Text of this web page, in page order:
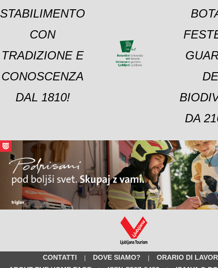
STABILIMENTO
CON
TRADIZIONE E
CONOSCENZA
DAL 1810!
DA
CONTATTI | DOVE SIAMO? |
ORARIO DI